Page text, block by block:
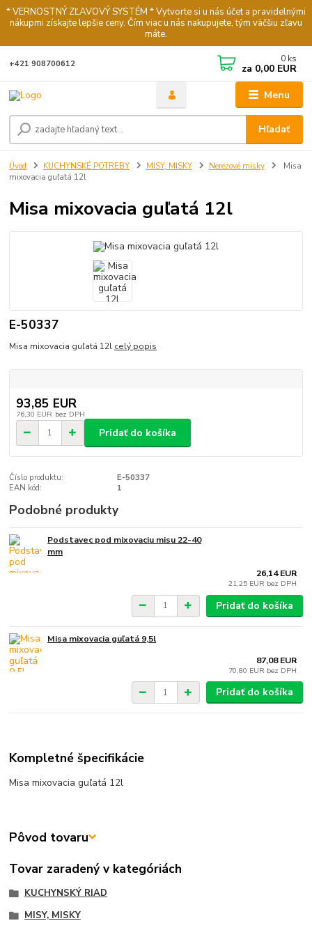
* VERNOSTNÝ ZĽAVOVÝ SYSTÉM * Vytvorte si u nás účet a pravidelnými
nákupmi získajte lepšie ceny. Čím viac u nás nakupujete, tým väčšiu zľavu
máte.
Menu
Hľadať
+421 908700612 0 ks
za 0,00 EUR
Úvod KUCHYNSKÉ POTREBY MISY, MISKY Nerezové misky
Misa
mixovacia guľatá 12l
Misa mixovacia guľatá 12l
E-50337
Misa mixovacia guľatá 12l celý popis
93,85 EUR
76,30 EUR bez DPH
Pridať do košíka
Číslo produktu:
E-50337
EAN kód:
1
Podobné produkty
Podstavec pod mixovaciu misu 22-40
mm
26,14 EUR
21,25 EUR bez DPH
Pridať do košíka
Misa mixovacia guľatá 9,5l
87,08 EUR
70,80 EUR bez DPH
Pridať do košíka
Kompletné špecifikácie
Misa mixovacia guľatá 12l
Pôvod tovaru
Tovar zaradený v kategóriách
KUCHYNSKÝ RIAD
MISY, MISKY